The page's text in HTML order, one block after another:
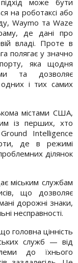
може бути
на роботаксі або
Waymo та Waze
де дані про
владі. Проте в
полягає у значно
яка щодня
та дозволяє
і тих самих
містами США,
із перших, хто
Intelligence
де в режимі
ділянок
міським службам
що дозволяє
дорожні знаки,
несправності.
головна цінність
служб — від
до їхнього